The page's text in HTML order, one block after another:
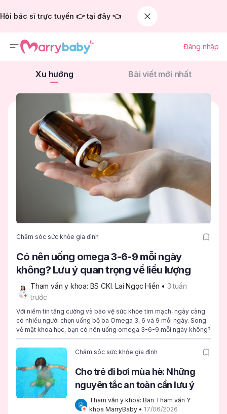
Hỏi bác sĩ trực tuyến 👉 tại đây 👈
Đăng nhập
Xu hướng Bài viết mới nhất
Chăm sóc sức khỏe gia đình
Có nên uống omega 3-6-9 mỗi ngày
không? Lưu ý quan trọng về liều lượng
Tham vấn y khoa: BS CKI. Lai Ngọc Hiền • 3 tuần
trước
Với niềm tin tăng cường và bảo vệ sức khỏe tim mạch, ngày càng
có nhiều người chọn uống bộ ba Omega 3, 6 và 9 mỗi ngày. Song
về mặt khoa học, bạn có nên uống omega 3-6-9 mỗi ngày không?
Chăm sóc sức khỏe gia đình
Cho trẻ đi bơi mùa hè: Những
nguyên tắc an toàn cần lưu ý
Tham vấn y khoa: Ban Tham vấn Y
khoa MarryBaby • 17/06/2026